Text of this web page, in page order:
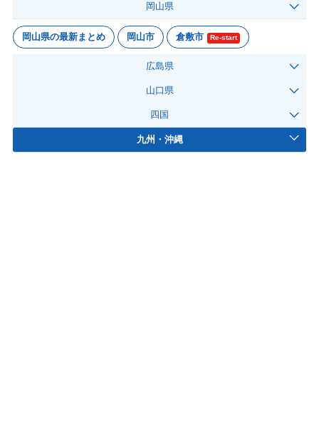
岡山県
岡山県の最新まとめ 岡山市 倉敷市 Re-start
広島県
山口県
四国
九州・沖縄